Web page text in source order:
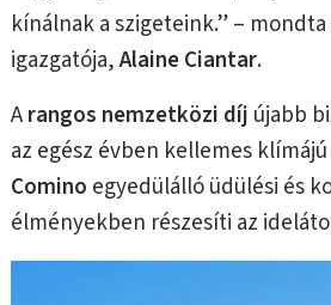
kínálnak a szigeteink.” –
igazgatója,Alaine Ciantar.
Arangos nemzetközi díj újabb
az egész évben kellemes klímájú
Comino egyedülálló üdülési és
élményekben részesíti az